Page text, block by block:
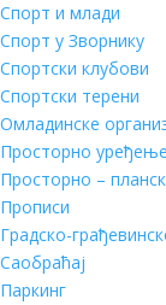
Спорт и млади
Спорт у Зворнику
Спортски клубови
Спортски терени
Омладинске
Просторно уређење
Просторно –
Прописи
Градско-
Саобраћај
Паркинг